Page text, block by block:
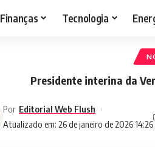
Finanças Tecnologia
Presidente interina da
Atualizado em: 26 de janeiro de 2026 14:26
Por Editorial Web Flush